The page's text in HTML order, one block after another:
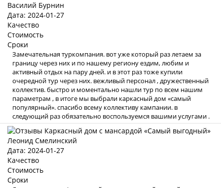
Василий Бурнин
Дата: 2024-01-27
Качество
Стоимость
Сроки
Замечательная туркомпания. вот уже который раз летаем за
границу через них и по нашему региону ездим, любим и
активный отдых на пару дней. и в этот раз тоже купили
очередной тур через них. вежливый персонал , дружественный
коллектив. быстро и моментально нашли тур по всем нашим
параметрам , в итоге мы выбрали каркасный дом «самый
популярный». спасибо всему коллективу кампании. в
следующий раз обязательно воспользуемся вашими услугами .
Леонид Смелинский
Дата: 2024-01-27
Качество
Стоимость
Сроки